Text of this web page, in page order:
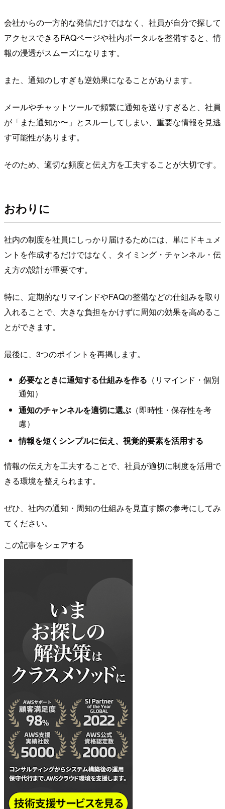
会社からの一方的な発信だけではなく、社員が自分で探して
アクセスできるFAQページや社内ポータルを整備すると、情
報の浸透がスムーズになります。
また、通知のしすぎも逆効果になることがあります。
メールやチャットツールで頻繁に通知を送りすぎると、社員
が「また通知か〜」とスルーしてしまい、重要な情報を見逃
す可能性があります。
そのため、適切な頻度と伝え方を工夫することが大切です。
おわりに
社内の制度を社員にしっかり届けるためには、単にドキュメ
ントを作成するだけではなく、タイミング・チャンネル・伝
え方の設計が重要です。
特に、定期的なリマインドやFAQの整備などの仕組みを取り
入れることで、大きな負担をかけずに周知の効果を高めるこ
とができます。
最後に、3つのポイントを再掲します。
必要なときに通知する仕組みを作る （リマインド・個別
通知）
通知のチャンネルを適切に選ぶ（即時性・保存性を考
慮）
情報を短くシンプルに伝え、視覚的要素を活用する
情報の伝え方を工夫することで、社員が適切に制度を活用で
きる環境を整えられます。
ぜひ、社内の通知・周知の仕組みを見直す際の参考にしてみ
てください。
この記事をシェアする